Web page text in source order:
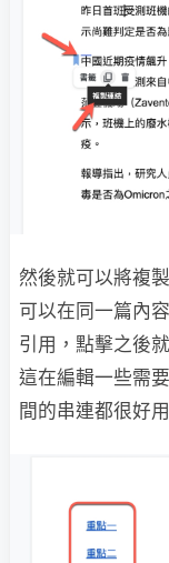
然後就可以將複
可以在同一篇內
引用，點擊之後
這在編輯一些需
間的串連都很好用